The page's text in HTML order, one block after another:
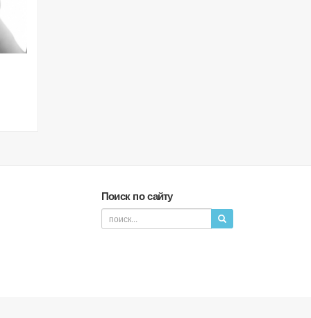
Поиск по сайту